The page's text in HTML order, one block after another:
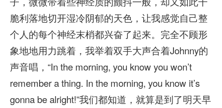
脆利落地切开湿冷阴郁的天色，让我感觉自己整
个人的每个神经末梢都兴奋了起来。完全不顾形
象地地用力跳着，我举着双手大声合着Johnny的
声音唱，“In the morning, you know you won’t
remember a thing. In the morning, you know it’s
gonna be alright!”我们都知道，就算是到了明天早